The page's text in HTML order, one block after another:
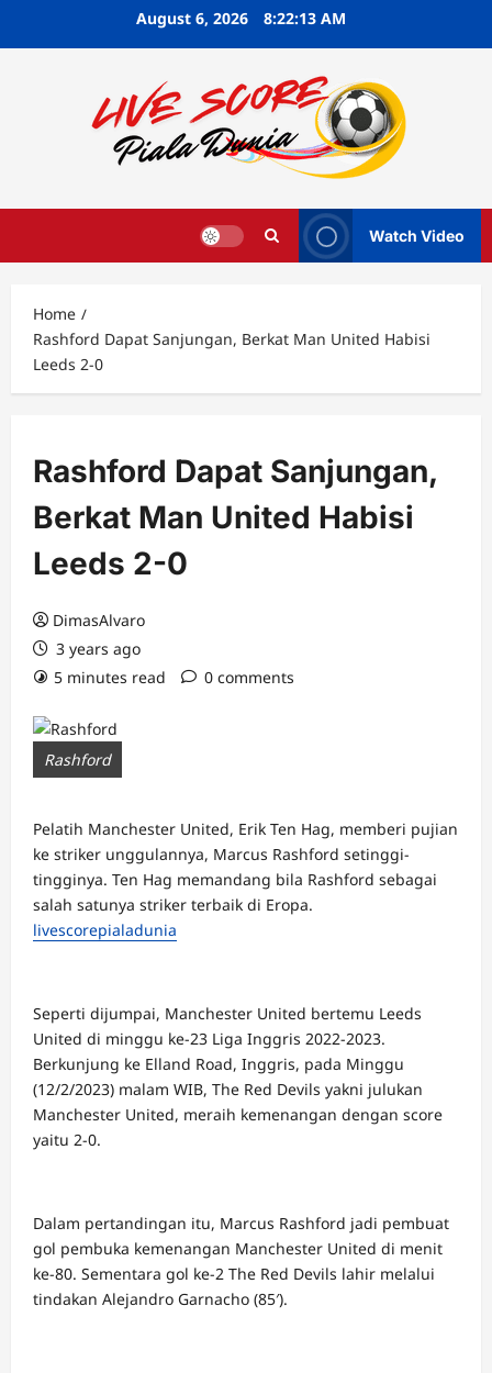
August 6, 2026 8:22:14 AM
Watch Video
Home
Rashford Dapat Sanjungan, Berkat Man United Habisi
Leeds 2-0
Rashford Dapat Sanjungan,
Berkat Man United Habisi
Leeds 2-0
DimasAlvaro
3 years ago
5 minutes read
0 comments
Rashford
Pelatih Manchester United, Erik Ten Hag, memberi pujian
ke striker unggulannya, Marcus Rashford setinggi-
tingginya. Ten Hag memandang bila Rashford sebagai
salah satunya striker terbaik di Eropa.
livescorepialadunia
Seperti dijumpai, Manchester United bertemu Leeds
United di minggu ke-23 Liga Inggris 2022-2023.
Berkunjung ke Elland Road, Inggris, pada Minggu
(12/2/2023) malam WIB, The Red Devils yakni julukan
Manchester United, meraih kemenangan dengan score
yaitu 2-0.
Dalam pertandingan itu, Marcus Rashford jadi pembuat
gol pembuka kemenangan Manchester United di menit
ke-80. Sementara gol ke-2 The Red Devils lahir melalui
tindakan Alejandro Garnacho (85′).